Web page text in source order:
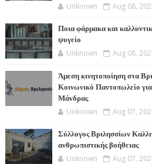
Unknown Aug 08,
Ποια φάρμακα και
ψυγείο
Unknown Aug 08,
Άμεση κινητοποίηση στα
Κοινωνικό Παντοπωλείο
Μάνδρας
Unknown Aug 07,
Σύλλογος Βριλησσίων
ανθρωπιστικής βοήθειας
Unknown Aug 07,